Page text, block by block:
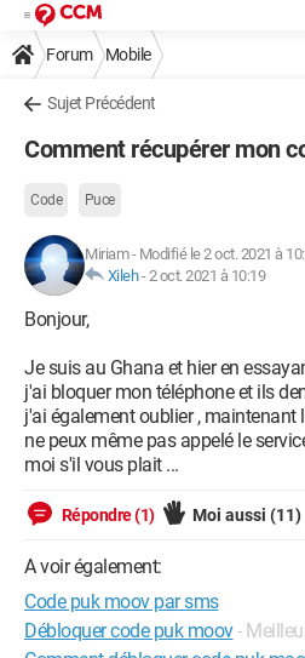
Forum Mobile
Sujet Précédent
Comment récupérer mon
Code Puce
Miriam- Modifié le 2 oct. 2021 à
Xileh-2 oct. 2021 à 10:19
Bonjour,
Je suis au Ghana et hier en
j'ai bloquer mon téléphone et ils
j'ai également oublier , maintenant
ne peux même pas appelé le
moi s'il vous plait ...
Répondre (1) Moi aussi (11)
A voir également:
Code puk moov par sms
Débloquer code puk moov-